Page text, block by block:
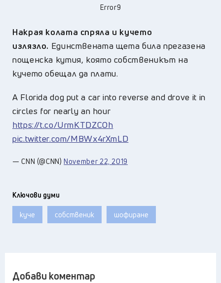
Error9
Накрая колата спряла и кучето
излязло. Единствената щета била прегазена
пощенска кутия, която собственикът на
кучето обещал да плати.
A Florida dog put a car into reverse and drove it in
circles for nearly an hour
https://t.co/UrmKTDZCOh
pic.twitter.com/MBWx4rXmLD
— CNN (@CNN)November 22, 2019
Ключови думи
куче собственик шофиране
Добави коментар